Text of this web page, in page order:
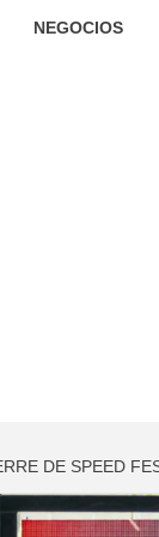
NEGOCIOS
DE SPEED